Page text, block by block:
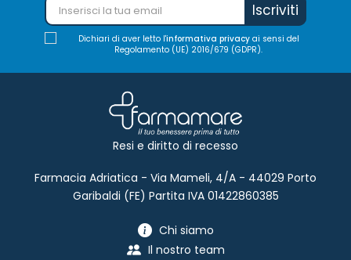
Iscriviti
Dichiari di aver letto l'informativa privacyai sensi del
Regolamento (UE) 2016/679 (GDPR).
Resi e diritto di recesso
Farmacia Adriatica - Via Mameli, 4/A - 44029 Porto
Garibaldi (FE) Partita IVA 01422860385
Chi siamo
Il nostro team